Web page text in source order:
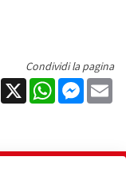
Condividi la pagina
Facebook
X WhatsApp